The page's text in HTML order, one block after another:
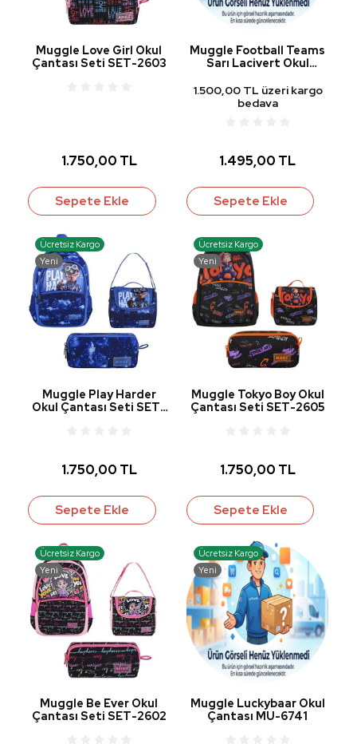
Muggle Love Girl Okul
Çantası Seti SET-2603
1.750,00 TL
Sepete Ekle
Muggle Football Teams
Sarı Lacivert Okul
1.500,00 TL üzeri kargo
bedava
1.495,00 TL
Sepete Ekle
Ücretsiz Kargo
Yeni
Muggle Play Harder
Okul Çantası Seti SET-
1.750,00 TL
Sepete Ekle
Ücretsiz Kargo
Yeni
Muggle Tokyo Boy Okul
Çantası Seti SET-2605
1.750,00 TL
Sepete Ekle
Ücretsiz Kargo
Yeni
Muggle Be Ever Okul
Çantası Seti SET-2602
Ücretsiz Kargo
Yeni
Muggle Luckybaar Okul
Çantası MU-6741